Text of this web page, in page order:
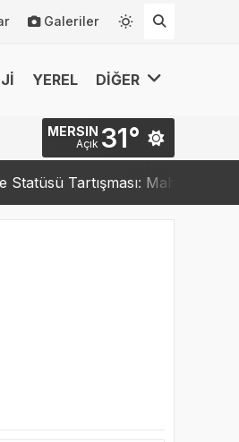
Galeriler
YEREL DİĞER
MERSIN
Açık 31°
Tartışması: Mahalleler